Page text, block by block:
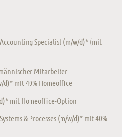
Specialist (m/w/d)* (mit
Mitarbeiter
d)* mit 40% Homeoffice
mit Homeoffice-Option
& Processes (m/w/d)* mit 40%